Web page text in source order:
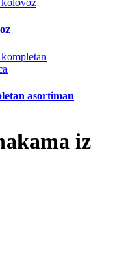
asortiman
iz